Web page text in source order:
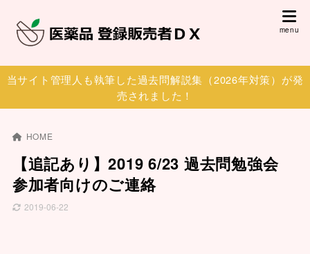
当サイト管理人も執筆した過去問解説集（2026年対策）が発
売されました！
HOME
【追記あり】2019 6/23 過去問勉強会
参加者向けのご連絡
2019-06-22